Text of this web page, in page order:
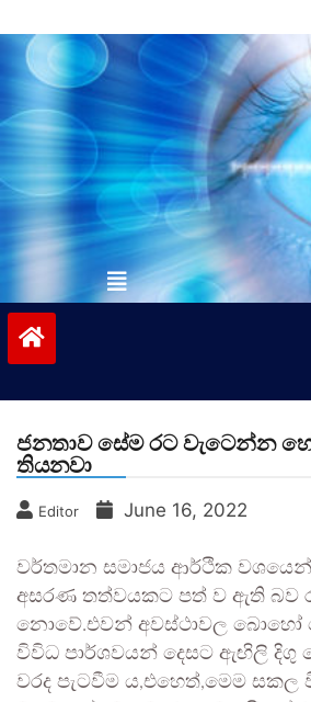
to
contentvinivida.lk
ජනතාව සේම රට වැටෙන්න
තියනවා
Editor June 16, 2022
වර්තමාන සමාජය ආර්ථික
අසරණ තත්වයකට පත් ව ඇති බව
නොවේ.එවන් අවස්ථාවල බොහෝ
විවිධ පාර්ශවයන් දෙසට ඇඟිලි
වරද පැටවීම ය,එහෙත්,මෙම සකල